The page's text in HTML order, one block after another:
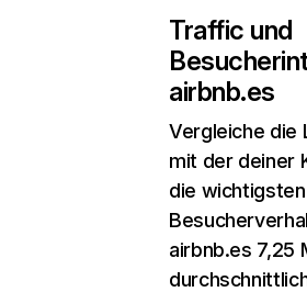
Traffic und
airbnb.es
Vergleiche die
mit der deiner
die
airbnb.es 7,25